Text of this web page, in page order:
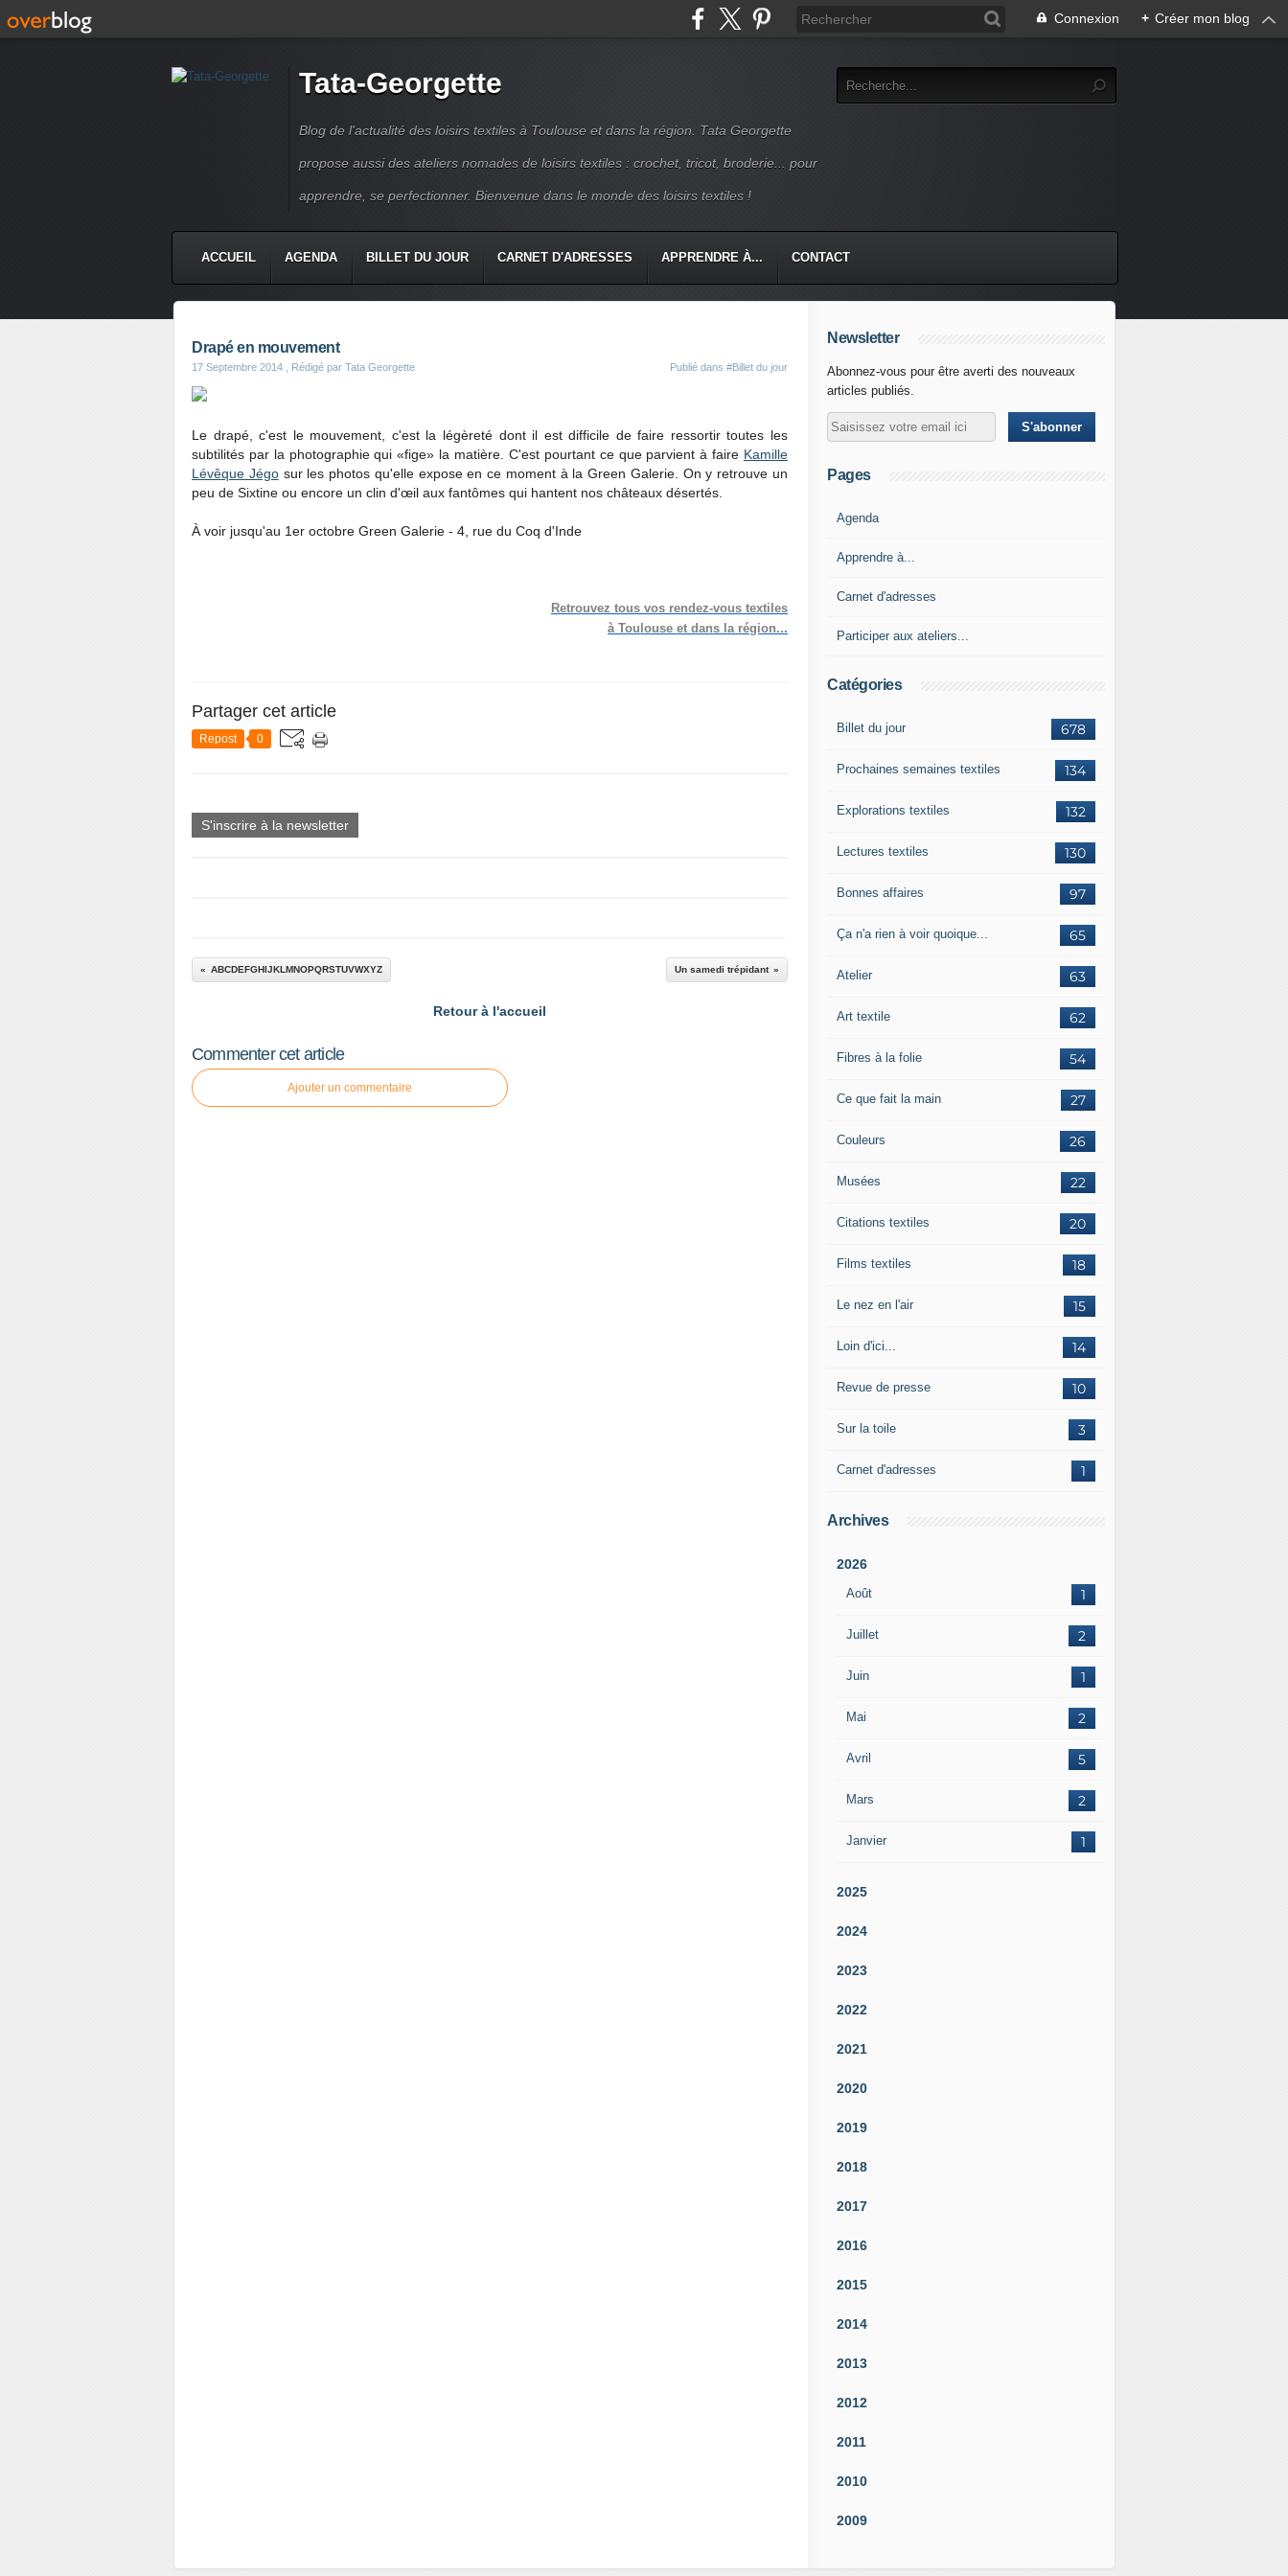
Connexion + Créer mon blog
Tata-Georgette
Blog de l'actualité des loisirs textiles à Toulouse et dans la région. Tata Georgette
propose aussi des ateliers nomades de loisirs textiles : crochet, tricot, broderie... pour
apprendre, se perfectionner. Bienvenue dans le monde des loisirs textiles !
ACCUEIL AGENDA BILLET DU JOUR CARNET D'ADRESSES APPRENDRE À... CONTACT
Drapé en mouvement
17 Septembre 2014 , Rédigé par Tata Georgette Publié dans #Billet du jour
Le drapé, c'est le mouvement, c'est la légèreté dont il est difficile de faire ressortir toutes les
subtilités par la photographie qui «fige» la matière. C'est pourtant ce que parvient à faire Kamille
Lévêque Jégosur les photos qu'elle expose en ce moment à la Green Galerie. On y retrouve un
peu de Sixtine ou encore un clin d'œil aux fantômes qui hantent nos châteaux désertés.
À voir jusqu'au 1er octobre Green Galerie - 4, rue du Coq d'Inde
Retrouvez tous vos rendez-vous textiles
à Toulouse et dans la région...
Partager cet article
Repost 0
S'inscrire à la newsletter
ABCDEFGHIJKLMNOPQRSTUVWXYZ Un samedi trépidant
Retour à l'accueil
Commenter cet article
Ajouter un commentaire
Newsletter
Abonnez-vous pour être averti des nouveaux
articles publiés.
Pages
Agenda
Apprendre à...
Carnet d'adresses
Participer aux ateliers...
Catégories
678
Billet du jour
134
Prochaines semaines textiles
132
Explorations textiles
130
Lectures textiles
97
Bonnes affaires
65
Ça n'a rien à voir quoique...
63
Atelier
62
Art textile
54
Fibres à la folie
27
Ce que fait la main
26
Couleurs
22
Musées
20
Citations textiles
18
Films textiles
15
Le nez en l'air
14
Loin d'ici...
10
Revue de presse
3
Sur la toile
1
Carnet d'adresses
Archives
2026
Août 1
Juillet 2
Juin 1
Mai 2
Avril 5
Mars 2
Janvier 1
2025
2024
2023
2022
2021
2020
2019
2018
2017
2016
2015
2014
2013
2012
2011
2010
2009